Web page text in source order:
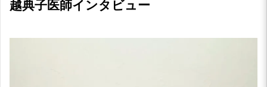
越典子医師インタビュー